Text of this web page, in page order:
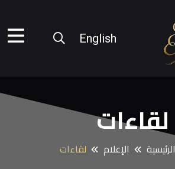
English
لقاءات
الرئيسية الإعلام لقاءات